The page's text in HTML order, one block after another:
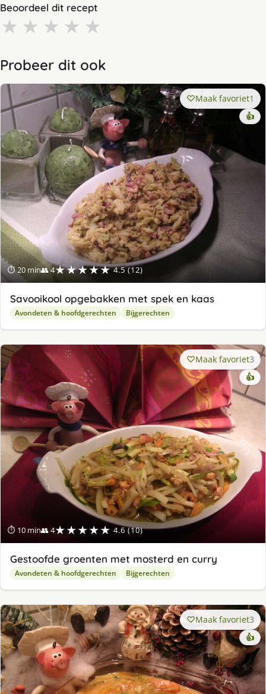
Beoordeel dit recept
★ ★ ★ ★ ★
Probeer dit ook
⏱ 20 min👥 4★★★★★ 4.5 (12)
Maak favoriet1
👍
Savooikool opgebakken met spek en kaas
Avondeten & hoofdgerechten Bijgerechten
⏱ 10 min👥 4★★★★★ 4.6 (10)
Maak favoriet3
👍
Gestoofde groenten met mosterd en curry
Avondeten & hoofdgerechten Bijgerechten
Maak favoriet3
👍